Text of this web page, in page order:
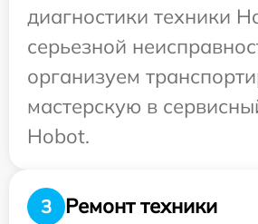
диагностики техники
серьезной
организуем
мастерскую в
Hobot.
3
Ремонт техники